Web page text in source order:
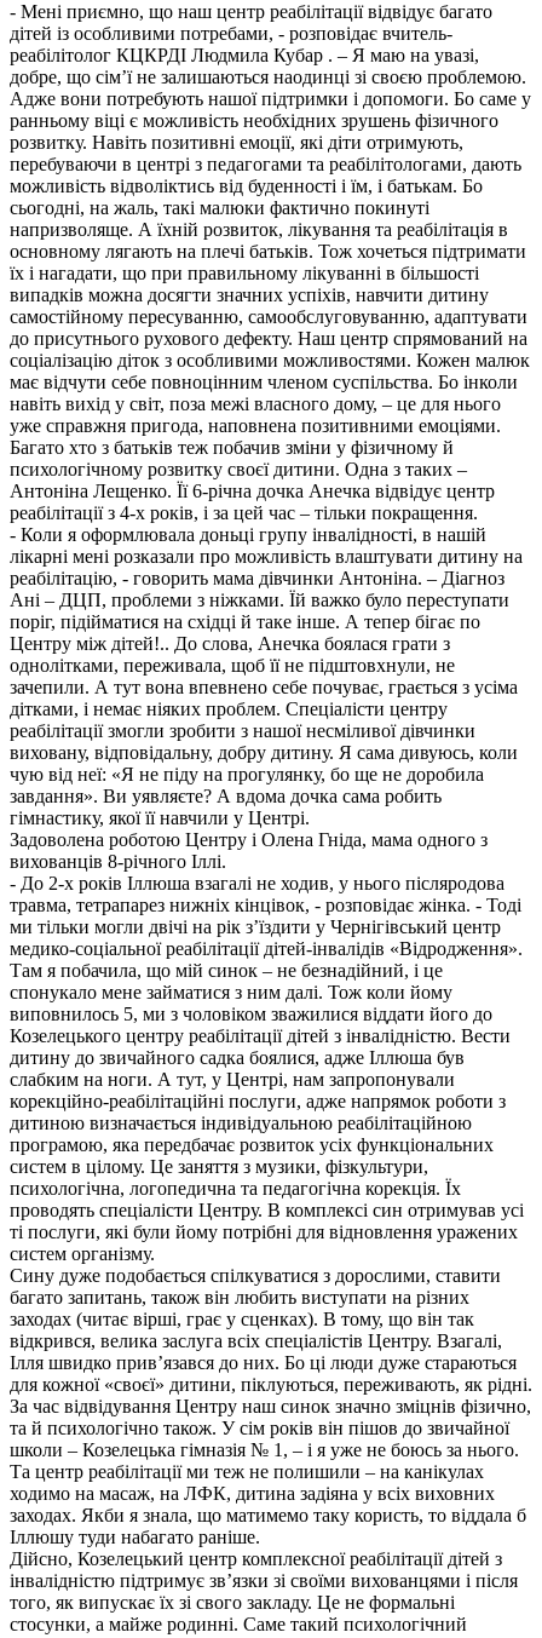
- Мені приємно, що наш центр реабілітації відвідує багато
дітей із особливими потребами, - розповідає вчитель-
реабілітолог КЦКРДІ Людмила Кубар . – Я маю на увазі,
добре, що сім’ї не залишаються наодинці зі своєю проблемою.
Адже вони потребують нашої підтримки і допомоги. Бо саме у
ранньому віці є можливість необхідних зрушень фізичного
розвитку. Навіть позитивні емоції, які діти отримують,
перебуваючи в центрі з педагогами та реабілітологами, дають
можливість відволіктись від буденності і їм, і батькам. Бо
сьогодні, на жаль, такі малюки фактично покинуті
напризволяще. А їхній розвиток, лікування та реабілітація в
основному лягають на плечі батьків. Тож хочеться підтримати
їх і нагадати, що при правильному лікуванні в більшості
випадків можна досягти значних успіхів, навчити дитину
самостійному пересуванню, самообслуговуванню, адаптувати
до присутнього рухового дефекту. Наш центр спрямований на
соціалізацію діток з особливими можливостями. Кожен малюк
має відчути себе повноцінним членом суспільства. Бо інколи
навіть вихід у світ, поза межі власного дому, – це для нього
уже справжня пригода, наповнена позитивними емоціями.
Багато хто з батьків теж побачив зміни у фізичному й
психологічному розвитку своєї дитини. Одна з таких –
Антоніна Лещенко. Її 6-річна дочка Анечка відвідує центр
реабілітації з 4-х років, і за цей час – тільки покращення.
- Коли я оформлювала доньці групу інвалідності, в нашій
лікарні мені розказали про можливість влаштувати дитину на
реабілітацію, - говорить мама дівчинки Антоніна. – Діагноз
Ані – ДЦП, проблеми з ніжками. Їй важко було переступати
поріг, підійматися на східці й таке інше. А тепер бігає по
Центру між дітей!.. До слова, Анечка боялася грати з
однолітками, переживала, щоб її не підштовхнули, не
зачепили. А тут вона впевнено себе почуває, грається з усіма
дітками, і немає ніяких проблем. Спеціалісти центру
реабілітації змогли зробити з нашої несміливої дівчинки
виховану, відповідальну, добру дитину. Я сама дивуюсь, коли
чую від неї: «Я не піду на прогулянку, бо ще не доробила
завдання». Ви уявляєте? А вдома дочка сама робить
гімнастику, якої її навчили у Центрі.
Задоволена роботою Центру і Олена Гніда, мама одного з
вихованців 8-річного Іллі.
- До 2-х років Іллюша взагалі не ходив, у нього післяродова
травма, тетрапарез нижніх кінцівок, - розповідає жінка. - Тоді
ми тільки могли двічі на рік з’їздити у Чернігівський центр
медико-соціальної реабілітації дітей-інвалідів «Відродження».
Там я побачила, що мій синок – не безнадійний, і це
спонукало мене займатися з ним далі. Тож коли йому
виповнилось 5, ми з чоловіком зважилися віддати його до
Козелецького центру реабілітації дітей з інвалідністю. Вести
дитину до звичайного садка боялися, адже Іллюша був
слабким на ноги. А тут, у Центрі, нам запропонували
корекційно-реабілітаційні послуги, адже напрямок роботи з
дитиною визначається індивідуальною реабілітаційною
програмою, яка передбачає розвиток усіх функціональних
систем в цілому. Це заняття з музики, фізкультури,
психологічна, логопедична та педагогічна корекція. Їх
проводять спеціалісти Центру. В комплексі син отримував усі
ті послуги, які були йому потрібні для відновлення уражених
систем організму.
Сину дуже подобається спілкуватися з дорослими, ставити
багато запитань, також він любить виступати на різних
заходах (читає вірші, грає у сценках). В тому, що він так
відкрився, велика заслуга всіх спеціалістів Центру. Взагалі,
Ілля швидко прив’язався до них. Бо ці люди дуже стараються
для кожної «своєї» дитини, піклуються, переживають, як рідні.
За час відвідування Центру наш синок значно зміцнів фізично,
та й психологічно також. У сім років він пішов до звичайної
школи – Козелецька гімназія № 1, – і я уже не боюсь за нього.
Та центр реабілітації ми теж не полишили – на канікулах
ходимо на масаж, на ЛФК, дитина задіяна у всіх виховних
заходах. Якби я знала, що матимемо таку користь, то віддала б
Іллюшу туди набагато раніше.
Дійсно, Козелецький центр комплексної реабілітації дітей з
інвалідністю підтримує зв’язки зі своїми вихованцями і після
того, як випускає їх зі свого закладу. Це не формальні
стосунки, а майже родинні. Саме такий психологічний